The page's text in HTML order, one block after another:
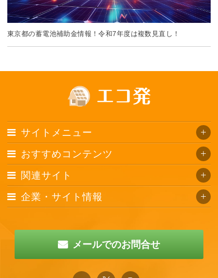
東京都の蓄電池補助金情報！令和7年度は複数見直し！
サイトメニュー
おすすめコンテンツ
関連サイト
企業・サイト情報
メールでのお問合せ